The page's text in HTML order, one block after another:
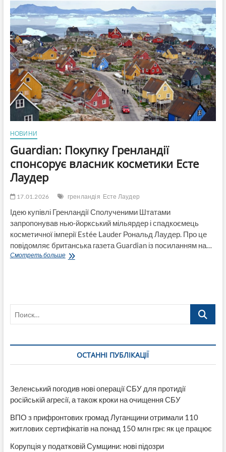
НОВИНИ
Guardian: Покупку Гренландії
спонсорує власник косметики Есте
Лаудер
17.01.2026 гренландія Есте Лаудер
Ідею купівлі Гренландії Сполученими Штатами
запропонував нью-йоркський мільярдер і спадкоємець
косметичної імперії Estée Lauder Рональд Лаудер. Про це
повідомляє британська газета Guardian із посиланням на…
Смотреть большеGuardian:
Поиск…
ОСТАННІ ПУБЛІКАЦІЇ
Зеленський погодив нові операції СБУ для протидії
російській агресії, а також кроки на очищення СБУ
ВПО з прифронтових громад Луганщини отримали 110
житлових сертифікатів на понад 150 млн грн: як це працює
Корупція у податковій Сумщини: нові підозри